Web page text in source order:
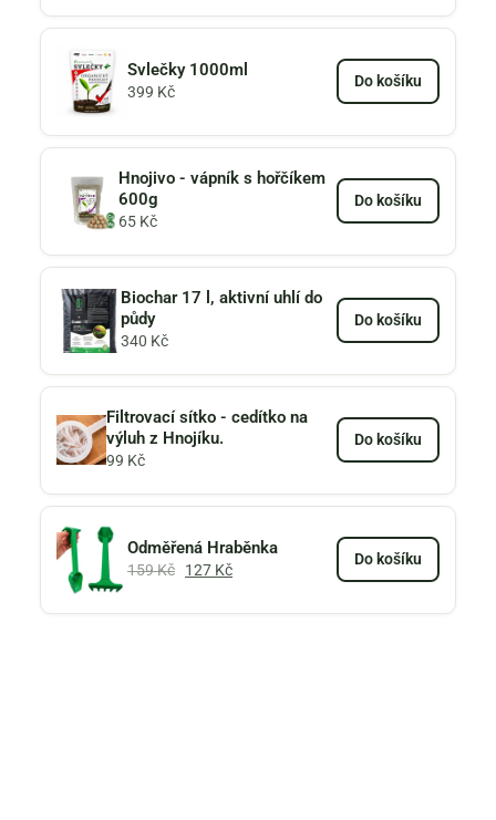
Svlečky 1000ml
399 Kč
Do košíku
Hnojivo - vápník s hořčíkem
600g
65 Kč
Do košíku
Biochar 17 l, aktivní uhlí do
půdy
340 Kč
Do košíku
Filtrovací sítko - cedítko na
výluh z Hnojíku.
99 Kč
Do košíku
Odměřená Hraběnka
159Kč 127 Kč
Do košíku